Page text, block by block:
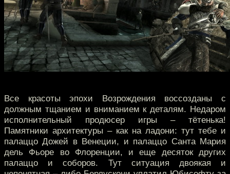
Все красоты эпохи Возрождения воссозданы с
должным тщанием и вниманием к деталям. Недаром
исполнительный продюсер игры – тётенька!
Памятники архитектуры – как на ладони: тут тебе и
палаццо Дожей в Венеции, и палаццо Санта Мария
дель Фьоре во Флоренции, и еще десяток других
палаццо и соборов. Тут ситуация двоякая и